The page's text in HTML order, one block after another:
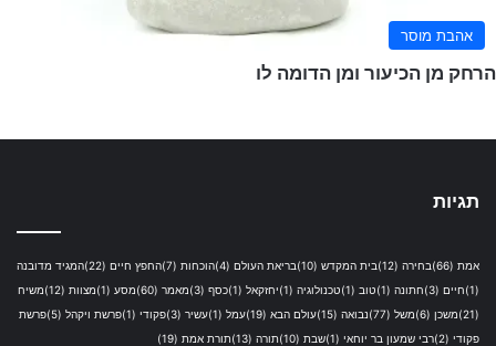
אהבת מוסר
הרחק מן הכיעור ומן הדומה לו
תגיות
אמת (66) בחירה (12) בית המקדש (10) בריאת העולם (4) הוכחות (7) החפץ חיים (22)
המגיד מדובנה
(1)
חיים (3) חתונה (1) טוב (1) טכנולוגיה (1) יחזקאל (1) כסף (3) מאמר (60) מסע (1) מצוות (12)
משיח
(21)
משכן (6) משל (77) נבואה (15) עולם הבא (19) עמל (1) עשיר (3) פקודי (1) פרשת ויקהל (5)
פרשת
פקודי (2) רבי שמעון בר יוחאי (1) שבת (10) תורה (13) תורת אמת (19)